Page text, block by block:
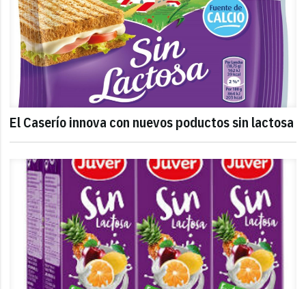
El Caserío innova con nuevos poductos sin lactosa